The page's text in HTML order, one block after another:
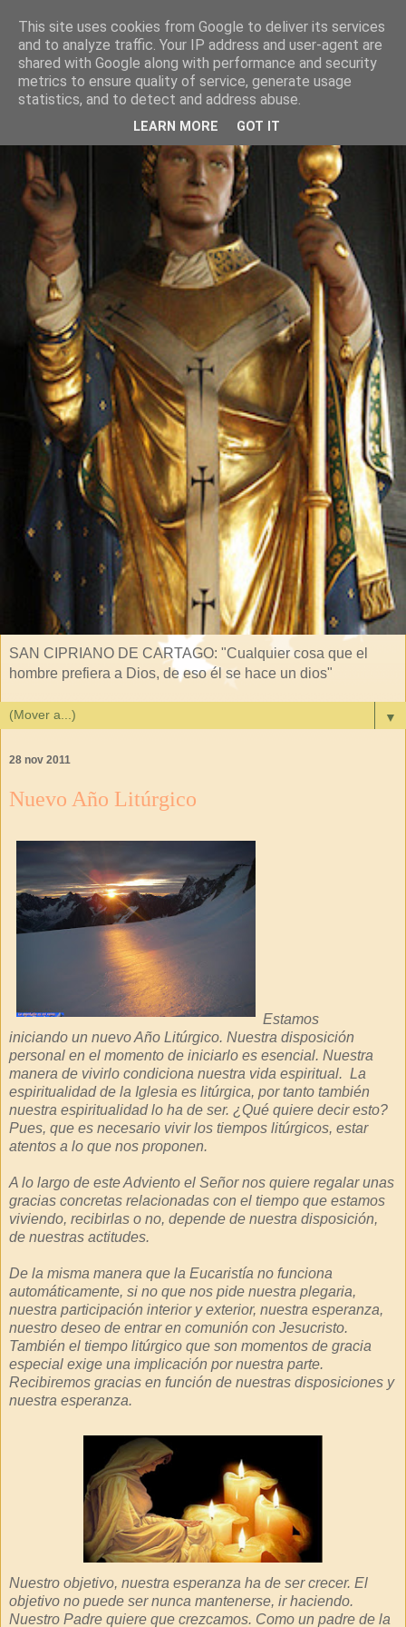
SAN CIPRIANO DE CARTAGO: "Cualquier cosa que el
hombre prefiera a Dios, de eso él se hace un dios"
▼
28 nov 2011
Nuevo Año Litúrgico
Estamos
iniciando un nuevo Año Litúrgico. Nuestra disposición
personal en el momento de iniciarlo es esencial. Nuestra
manera de vivirlo condiciona nuestra vida espiritual. La
espiritualidad de la Iglesia es litúrgica, por tanto también
nuestra espiritualidad lo ha de ser. ¿Qué quiere decir esto?
Pues, que es necesario vivir los tiempos litúrgicos, estar
atentos a lo que nos proponen.
A lo largo de este Adviento el Señor nos quiere regalar unas
gracias concretas relacionadas con el tiempo que estamos
viviendo, recibirlas o no, depende de nuestra disposición,
de nuestras actitudes.
De la misma manera que la Eucaristía no funciona
automáticamente, si no que nos pide nuestra plegaria,
nuestra participación interior y exterior, nuestra esperanza,
nuestro deseo de entrar en comunión con Jesucristo.
También el tiempo litúrgico que son momentos de gracia
especial exige una implicación por nuestra parte.
Recibiremos gracias en función de nuestras disposiciones y
nuestra esperanza.
Nuestro objetivo, nuestra esperanza ha de ser crecer. El
objetivo no puede ser nunca mantenerse, ir haciendo.
Nuestro Padre quiere que crezcamos. Como un padre de la
This site uses cookies from Google to deliver its services
and to analyze traffic. Your IP address and user-agent are
shared with Google along with performance and security
metrics to ensure quality of service, generate usage
statistics, and to detect and address abuse.
LEARN MORE GOT IT